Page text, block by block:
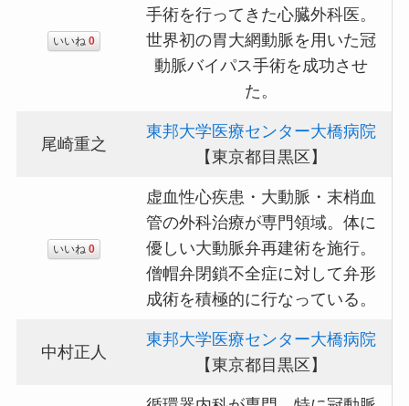
いいね 0
手術を行ってきた心臓外科医。
世界初の胃大網動脈を用いた冠
動脈バイパス手術を成功させ
た。
尾崎重之
東邦大学医療センター大橋病院
【東京都目黒区】
いいね 0
虚血性心疾患・大動脈・末梢血
管の外科治療が専門領域。体に
優しい大動脈弁再建術を施行。
僧帽弁閉鎖不全症に対して弁形
成術を積極的に行なっている。
中村正人
東邦大学医療センター大橋病院
【東京都目黒区】